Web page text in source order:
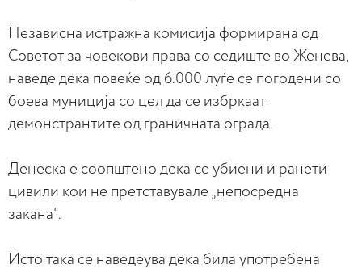
Независна истражна комисија формирана од
Советот за човекови права со седиште во Женева,
наведе дека повеќе од 6.000 луѓе се погодени со
боева муниција со цел да се избркаат
демонстрантите од граничната ограда.
Денеска е соопштено дека се убиени и ранети
цивили кои не претставувале „непосредна
закана“.
Исто така се наведеува дека била употребена